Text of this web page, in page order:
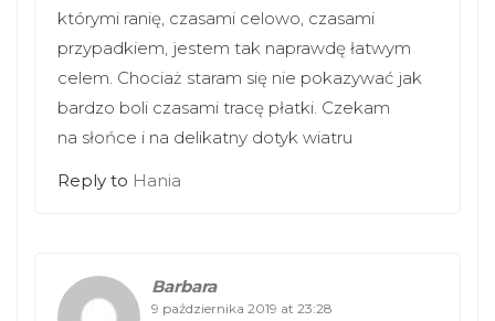
którymi ranię, czasami celowo, czasami
przypadkiem, jestem tak naprawdę łatwym
celem. Chociaż staram się nie pokazywać jak
bardzo boli czasami tracę płatki. Czekam
na słońce i na delikatny dotyk wiatru
Reply to Hania
Barbara
9 października 2019 at 23:28